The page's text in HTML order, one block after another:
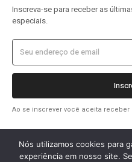
Inscreva-se para receber as
especiais.
Ao se inscrever você aceita
Nós utilizamos cookies para
experiência em nosso site.